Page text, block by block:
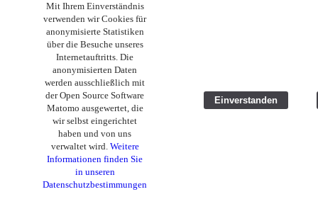
Widerrufsbelehrung
Allgemeine Geschäftsbedingungen
Endbenutzer-Lizenzvereinbarung
Datenschutzerklärung
Geschäftsethik
Copyright 2019 - 2026 Volla Systeme GmbH
Mit Ihrem Einverständnis
verwenden wir Cookies für
anonymisierte Statistiken
über die Besuche unseres
Internetauftritts. Die
anonymisierten Daten
werden ausschließlich mit
der Open Source Software
Matomo ausgewertet, die
wir selbst eingerichtet
haben und von uns
verwaltet wird. Weitere
Informationen finden Sie
in unseren
Datenschutzbestimmungen
Einverstanden